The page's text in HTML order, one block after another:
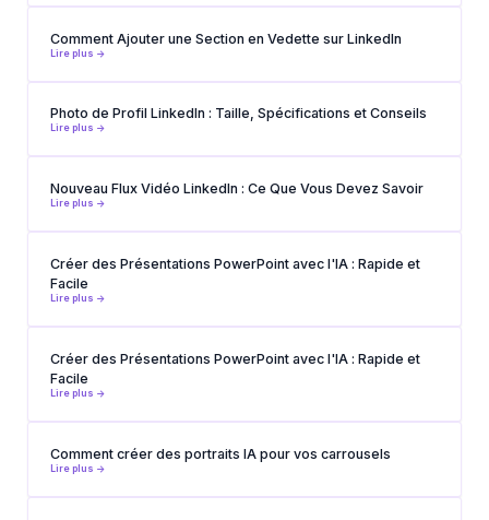
Comment Ajouter une Section en Vedette sur LinkedIn
Lire plus ->
Photo de Profil LinkedIn : Taille, Spécifications et Conseils
Lire plus ->
Nouveau Flux Vidéo LinkedIn : Ce Que Vous Devez Savoir
Lire plus ->
Créer des Présentations PowerPoint avec l'IA : Rapide et
Facile
Lire plus ->
Créer des Présentations PowerPoint avec l'IA : Rapide et
Facile
Lire plus ->
Comment créer des portraits IA pour vos carrousels
Lire plus ->